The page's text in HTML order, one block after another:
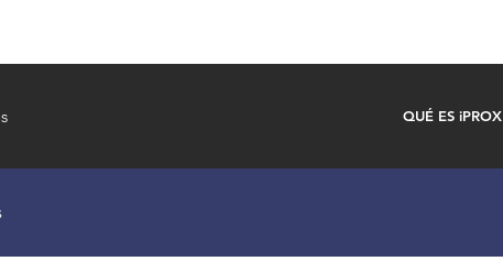
QUÉ ES iPROX